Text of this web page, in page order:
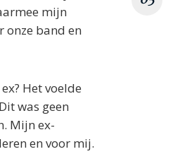
mijn
onze band en
Het voelde
was geen
Mijn ex-
en voor mij.